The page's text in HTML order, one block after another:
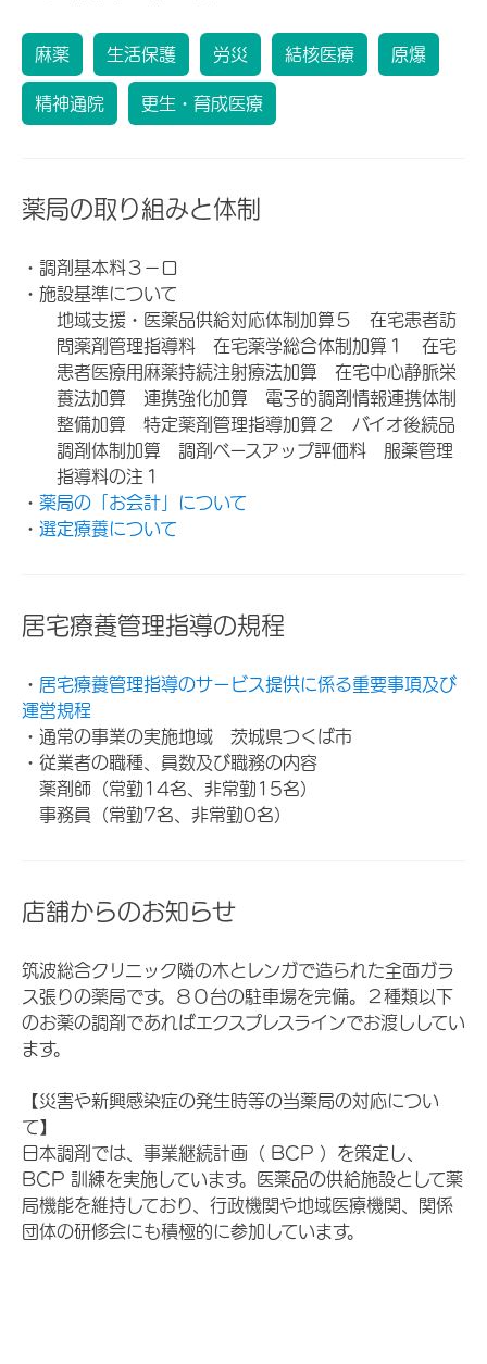
麻薬 生活保護 労災 結核医療 原爆
精神通院 更生・育成医療
薬局の取り組みと体制
・調剤基本料３－ロ
・施設基準について
地域支援・医薬品供給対応体制加算５ 在宅患者訪
問薬剤管理指導料 在宅薬学総合体制加算１ 在宅
患者医療用麻薬持続注射療法加算 在宅中心静脈栄
養法加算 連携強化加算 電子的調剤情報連携体制
整備加算 特定薬剤管理指導加算２ バイオ後続品
調剤体制加算 調剤ベースアップ評価料 服薬管理
指導料の注１
・ 薬局の「お会計」について
・ 選定療養について
居宅療養管理指導の規程
・ 居宅療養管理指導のサービス提供に係る重要事項及び
運営規程
・通常の事業の実施地域 茨城県つくば市
・従業者の職種、員数及び職務の内容
薬剤師（常勤14名、非常勤15名）
事務員（常勤7名、非常勤0名）
店舗からのお知らせ
筑波総合クリニック隣の木とレンガで造られた全面ガラ
ス張りの薬局です。８０台の駐車場を完備。２種類以下
のお薬の調剤であればエクスプレスラインでお渡ししてい
ます。
【災害や新興感染症の発生時等の当薬局の対応につい
て】
日本調剤では、事業継続計画（ BCP ）を策定し、
BCP 訓練を実施しています。医薬品の供給施設として薬
局機能を維持しており、行政機関や地域医療機関、関係
団体の研修会にも積極的に参加しています。